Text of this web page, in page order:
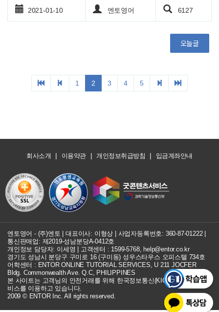
회사소개 | 이용약관 | 개인정보취급방침 | 입금계좌안내
엔토영어 - (주)엔토 | 대표이사: 이형상 | 사업자등록번호: 360-87-01222|
통신판매업: 제2019-성남분당A-0412호
개인정보 담당자: 이세영 | 고객센터 : 1599-5768, help@entor.co.kr
경기도 성남시 분당구 구미로 16 (구미동) 성우스타우스 오피스텔 734호
어학센터 : ENTOR ONLINE TUTORIAL SERVICES, U 211 JOCFER
Bldg. Commonwealth Ave. Q.C, PHILIPPINES
본 사이트는 고객님의 안전거래를 위해 한국정보통신(KICC) 구매안전 서
비스를 이용하고 있습니다.
2009 © ENTOR Inc. All rights reserved.